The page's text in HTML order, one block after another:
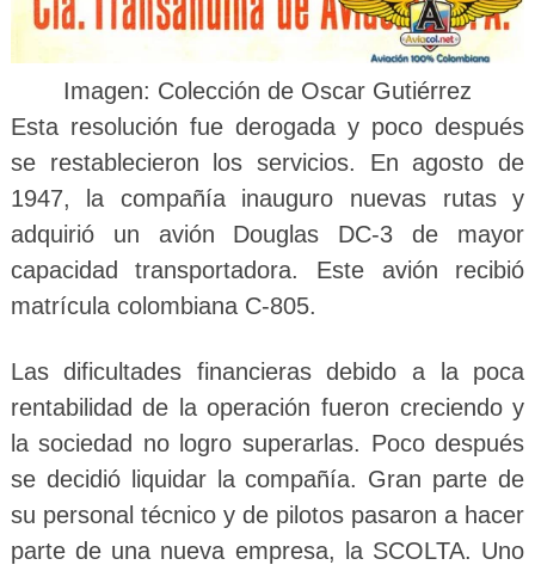
Imagen: Colección de Oscar Gutiérrez
Esta resolución fue derogada y poco después
se restablecieron los servicios. En agosto de
1947, la compañía inauguro nuevas rutas y
adquirió un avión Douglas DC-3 de mayor
capacidad transportadora. Este avión recibió
matrícula colombiana C-805.
Las dificultades financieras debido a la poca
rentabilidad de la operación fueron creciendo y
la sociedad no logro superarlas. Poco después
se decidió liquidar la compañía. Gran parte de
su personal técnico y de pilotos pasaron a hacer
parte de una nueva empresa, la SCOLTA. Uno